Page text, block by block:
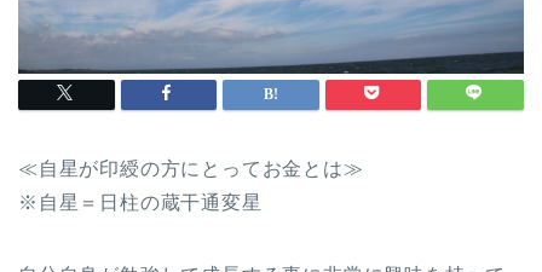
≪自星が印綬の方にとってお金とは≫
※自星＝日柱の蔵干通変星